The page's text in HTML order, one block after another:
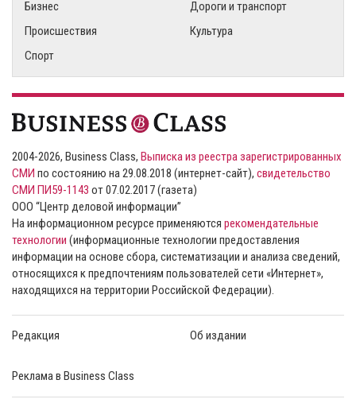
Бизнес
Дороги и транспорт
Происшествия
Культура
Спорт
2004-2026, Business Class, Выписка из реестра зарегистрированных
СМИ по состоянию на 29.08.2018 (интернет-сайт), свидетельство
СМИ ПИ59-1143 от 07.02.2017 (газета)
ООО “Центр деловой информации”
На информационном ресурсе применяются рекомендательные
технологии (информационные технологии предоставления
информации на основе сбора, систематизации и анализа сведений,
относящихся к предпочтениям пользователей сети «Интернет»,
находящихся на территории Российской Федерации).
Редакция Об издании
Реклама в Business Class